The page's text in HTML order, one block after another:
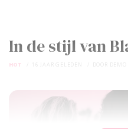
In de stijl van
HOT